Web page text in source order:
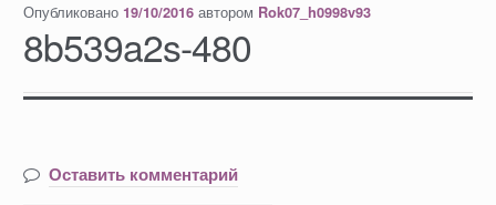
Опубликовано 19/10/2016 автором Rok07_h0998v93
8b539a2s-480
Оставить комментарий